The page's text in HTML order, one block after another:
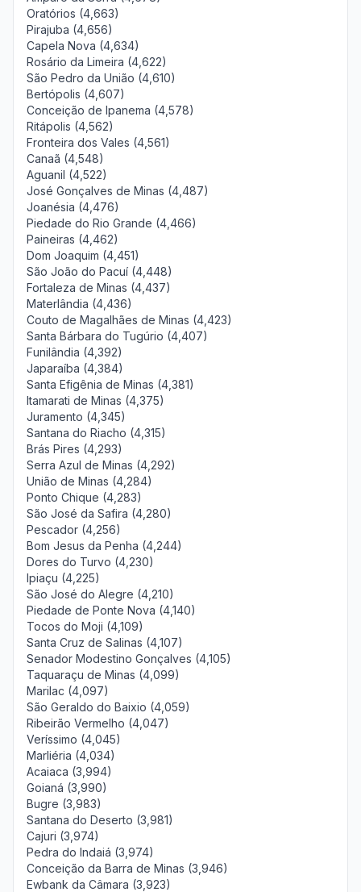
Oratórios (4,663)
Pirajuba (4,656)
Capela Nova (4,634)
Rosário da Limeira (4,622)
São Pedro da União (4,610)
Bertópolis (4,607)
Conceição de Ipanema (4,578)
Ritápolis (4,562)
Fronteira dos Vales (4,561)
Canaã (4,548)
Aguanil (4,522)
José Gonçalves de Minas (4,487)
Joanésia (4,476)
Piedade do Rio Grande (4,466)
Paineiras (4,462)
Dom Joaquim (4,451)
São João do Pacuí (4,448)
Fortaleza de Minas (4,437)
Materlândia (4,436)
Couto de Magalhães de Minas (4,423)
Santa Bárbara do Tugúrio (4,407)
Funilândia (4,392)
Japaraíba (4,384)
Santa Efigênia de Minas (4,381)
Itamarati de Minas (4,375)
Juramento (4,345)
Santana do Riacho (4,315)
Brás Pires (4,293)
Serra Azul de Minas (4,292)
União de Minas (4,284)
Ponto Chique (4,283)
São José da Safira (4,280)
Pescador (4,256)
Bom Jesus da Penha (4,244)
Dores do Turvo (4,230)
Ipiaçu (4,225)
São José do Alegre (4,210)
Piedade de Ponte Nova (4,140)
Tocos do Moji (4,109)
Santa Cruz de Salinas (4,107)
Senador Modestino Gonçalves (4,105)
Taquaraçu de Minas (4,099)
Marilac (4,097)
São Geraldo do Baixio (4,059)
Ribeirão Vermelho (4,047)
Veríssimo (4,045)
Marliéria (4,034)
Acaiaca (3,994)
Goianá (3,990)
Bugre (3,983)
Santana do Deserto (3,981)
Cajuri (3,974)
Pedra do Indaiá (3,974)
Conceição da Barra de Minas (3,946)
Ewbank da Câmara (3,923)